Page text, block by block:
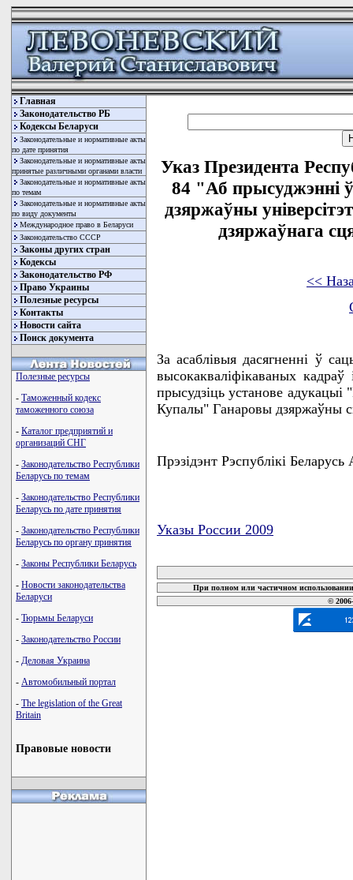
Главная
Законодательство РБ
Кодексы Беларуси
Законодательные и нормативные акты
по дате принятия
Законодательные и нормативные акты
принятые различными органами власти
Законодательные и нормативные акты
по темам
Законодательные и нормативные акты
по виду документы
Международное право в Беларуси
Законодательство СССР
Законы других стран
Кодексы
Законодательство РФ
Право Украины
Полезные ресурсы
Контакты
Новости сайта
Поиск документа
Полезные ресурсы
- Таможенный кодекс
таможенного союза
- Каталог предприятий и
организаций СНГ
- Законодательство Республики
Беларусь по темам
- Законодательство Республики
Беларусь по дате принятия
- Законодательство Республики
Беларусь по органу принятия
- Законы Республики Беларусь
- Новости законодательства
Беларуси
- Тюрьмы Беларуси
- Законодательство России
- Деловая Украина
- Автомобильный портал
- The legislation of the Great
Britain
Правовые новости
Указ Президента
84 "Аб прысуджэннi
дзяржаўны
дзяржаўнага
<<
За асаблiвыя дасягненнi ў
высокаквалiфiкаваных
прысудзiць установе адукацыi
Купалы" Ганаровы дзяржаўны
Прэзiдэнт Рэспублiкi
Указы России 2009
При полном или частичном
©